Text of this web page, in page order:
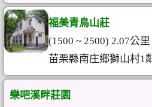
福美青鳥山莊
(1500 ~ 2500) 2.07公里
苗栗縣南庄鄉獅山村1
樂吧溪畔莊園